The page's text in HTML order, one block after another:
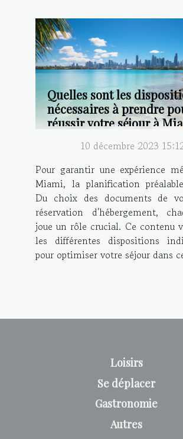
Quelles sont les
nécessaires à prendre
réussir votre séjour à
10 décembre 2023
Pour garantir une expérience
Miami, la planification
Du choix des documents de
réservation d'hébergement,
joue un rôle crucial. Ce contenu
les différentes dispositions
pour optimiser votre séjour dans
Loisirs
Se déplacer
Gastronomie
Autres